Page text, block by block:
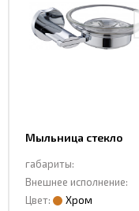
Мыльница стекло
габариты:
Внешнее исполнение:
Цвет:
Хром